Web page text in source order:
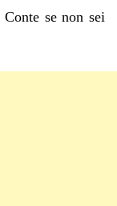
se non sei